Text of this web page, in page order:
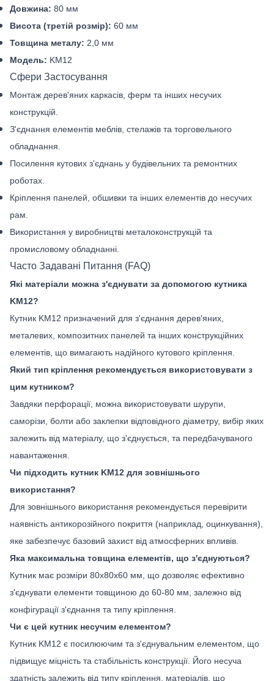
Довжина: 80 мм
Висота (третій розмір): 60 мм
Товщина металу: 2,0 мм
Модель: KM12
Сфери Застосування
Монтаж дерев'яних каркасів, ферм та інших несучих
конструкцій.
З'єднання елементів меблів, стелажів та торговельного
обладнання.
Посилення кутових з'єднань у будівельних та ремонтних
роботах.
Кріплення панелей, обшивки та інших елементів до несучих
рам.
Використання у виробництві металоконструкцій та
промисловому обладнанні.
Часто Задавані Питання (FAQ)
Які матеріали можна з'єднувати за допомогою кутника
KM12?
Кутник KM12 призначений для з'єднання дерев'яних,
металевих, композитних панелей та інших конструкційних
елементів, що вимагають надійного кутового кріплення.
Який тип кріплення рекомендується використовувати з
цим кутником?
Завдяки перфорації, можна використовувати шурупи,
саморізи, болти або заклепки відповідного діаметру, вибір яких
залежить від матеріалу, що з'єднується, та передбачуваного
навантаження.
Чи підходить кутник KM12 для зовнішнього
використання?
Для зовнішнього використання рекомендується перевірити
наявність антикорозійного покриття (наприклад, оцинкування),
яке забезпечує базовий захист від атмосферних впливів.
Яка максимальна товщина елементів, що з'єднуються?
Кутник має розміри 80x80x60 мм, що дозволяє ефективно
з'єднувати елементи товщиною до 60-80 мм, залежно від
конфігурації з'єднання та типу кріплення.
Чи є цей кутник несучим елементом?
Кутник KM12 є посилюючим та з'єднувальним елементом, що
підвищує міцність та стабільність конструкції. Його несуча
здатність залежить від типу кріплення, матеріалів, що